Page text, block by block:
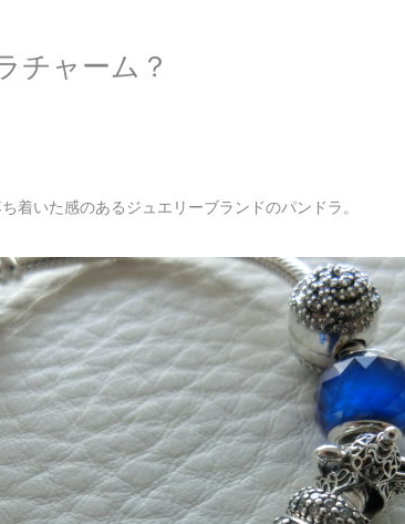
チャーム？
着いた感のあるジュエリーブランドのパンドラ。